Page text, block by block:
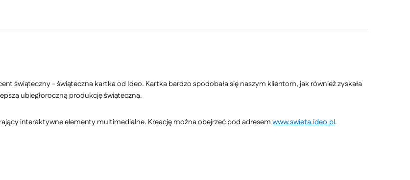
świąteczny - świąteczna kartka od Ideo. Kartka bardzo spodobała się naszym klientom, jak również zyskała
ubiegłoroczną produkcję świąteczną.
interaktywne elementy multimedialne. Kreację można obejrzeć pod adresemwww.swieta.ideo.pl.